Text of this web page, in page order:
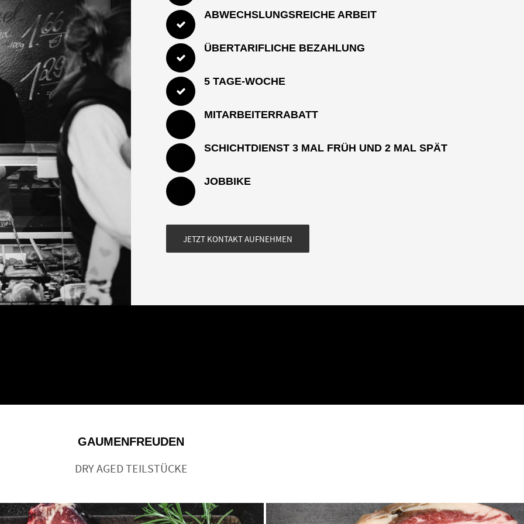
ABWECHSLUNGSREICHE ARBEIT
ÜBERTARIFLICHE BEZAHLUNG
5 TAGE-WOCHE
MITARBEITERRABATT
SCHICHTDIENST 3 MAL FRÜH UND 2 MAL SPÄT
JOBBIKE
JETZT KONTAKT AUFNEHMEN
GAUMENFREUDEN
DRY AGED TEILSTÜCKE